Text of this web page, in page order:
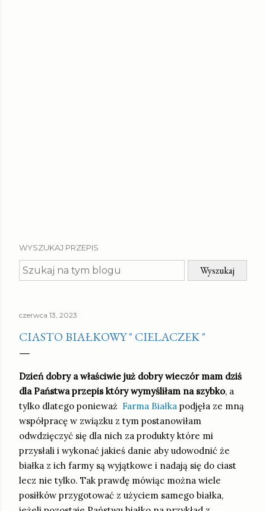
WYSZUKAJ PRZEPIS
czerwca 13, 2023
CIASTO BIAŁKOWY " CIELACZEK "
Dzień dobry a właściwie już dobry wieczór mam dziś
dla Państwa przepis który wymyśliłam na szybko, a
tylko dlatego ponieważ Farma Białka podjęła ze mną
współpracę w związku z tym postanowiłam
odwdzięczyć się dla nich za produkty które mi
przysłali i wykonać jakieś danie aby udowodnić że
białka z ich farmy są wyjątkowe i nadają się do ciast
lecz nie tylko. Tak prawdę mówiąc można wiele
posiłków przygotować z użyciem samego białka,